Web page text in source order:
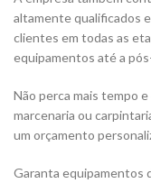
altamente qualificados
clientes em todas as
equipamentos até a
Não perca mais tempo
marcenaria ou
um orçamento
Garanta equipamentos